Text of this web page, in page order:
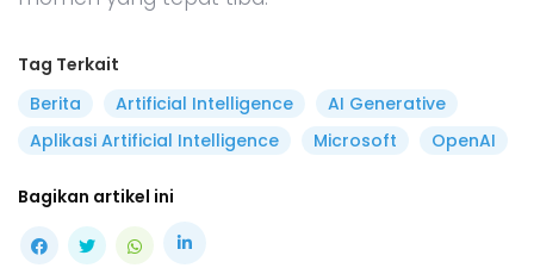
Tag Terkait
Berita
Artificial Intelligence
AI Generative
Aplikasi Artificial Intelligence
Microsoft OpenAI
Bagikan artikel ini